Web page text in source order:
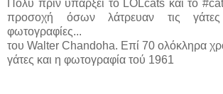
Πολύ πριν υπάρξει το LOLcats και το
προσοχή όσων λάτρευαν τις
φωτογραφίες...
του Walter Chandoha. Επί 70 ολόκληρα
γάτες και η φωτογραφία τού 1961